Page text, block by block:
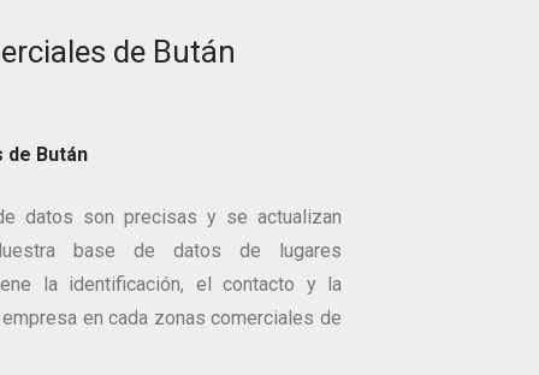
de Bután
de Bután
datos son precisas y se actualizan
base de datos de lugares
la identificación, el contacto y la
en cada zonas comerciales de